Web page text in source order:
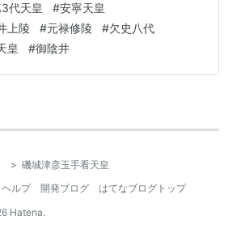
です。 陵号の由来とされる古井戸の
地から南へ3分足らず集落の中に飛地
してます。 史遊会･古代史教室見学会
一つ、解散地の橿原神宮西口駅もす
加中神社仏…
代天皇 #安寧天皇
上陵 #元禄修陵 #欠史八代
皇 #御陰井
> 磯城津彦玉手看天皇
ヘルプ 開発ブログ
はてなブログトップ
Hatena.